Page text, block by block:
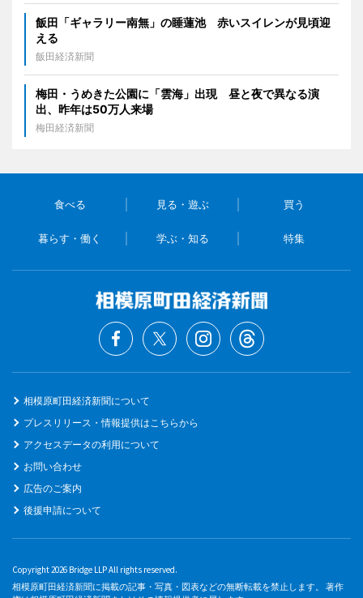
飯田「ギャラリー南無」の睡蓮池 赤いスイレンが見頃迎
える
飯田経済新聞
梅田・うめきた公園に「雲海」出現 昼と夜で異なる演
出、昨年は50万人来場
梅田経済新聞
食べる 見る・遊ぶ 買う
暮らす・働く 学ぶ・知る 特集
相模原町田経済新聞について
プレスリリース・情報提供はこちらから
アクセスデータの利用について
お問い合わせ
広告のご案内
後援申請について
Copyright 2026 Bridge LLP All rights reserved.
相模原町田経済新聞に掲載の記事・写真・図表などの無断転載を禁止します。 著作